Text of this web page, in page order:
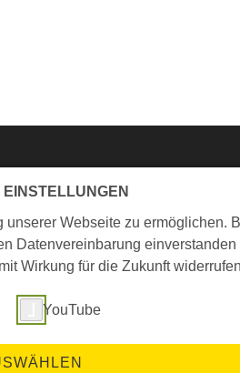
Kontakt
Katholischer
Hohe Str. 8-9
Webseite zu ermöglichen.
Datenvereinbarung
Wirkung für die Zukunft
YouTube